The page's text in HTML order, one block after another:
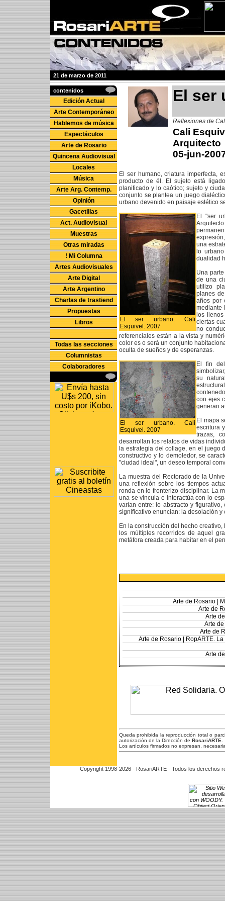
21 de marzo de 2011
contenidos
Edición Actual
Arte Contemporáneo
Hablemos de música
Espectáculos
Arte de Rosario
Quincena Audiovisual
Locales
Música
Arte Arg. Contemp.
Opinión
Gacetillas
Act. Audiovisual
Muestras
Otras miradas
! Mi Columna
Artes Audiovisuales
Arte Digital
Arte Argentino
Charlas de trastiend
Propuestas
Libros
Todas las secciones
Columnistas
Colaboradores
El ser
Reflexiones de
Cali
Arquitecto
05-jun-
El ser humano, criatura imperfecta,
producto de él. El sujeto está
planificado y lo caótico; sujeto y
conjunto se plantea un juego
urbano devenido en paisaje estético
El ser urbano. Cali
Esquivel. 2007
El "ser
una
lo
dualidad
Una
de una
utilizo
planes
años por
mediante
los
ciertas
no
referenciales están a la vista y
color es o será un conjunto
oculta de sueños y de esperanzas.
El ser urbano. Cali
Esquivel. 2007
El fin
su
con ejes
generan
El mapa
escritura
trazas,
desarrollan los relatos de vidas
la estrategia del collage, en el juego
constructivo y lo demoledor, se
"ciudad ideal", un deseo temporal
La muestra del Rectorado de la
una reflexión sobre los tiempos
ronda en lo fronterizo disciplinar. La
una se vincula e interactúa con lo
varían entre: lo abstracto y
significativo enuncian: la desolación y
En la construcción del hecho
los múltiples recorridos de aquel
metáfora creada para habitar en el
Arte de Rosario |
Arte de
Arte
Arte
Arte de
Arte de Rosario |
RopARTE.
Arte
Queda prohibida la reproducción total o
autorización de la Dirección de RosariARTE
Los artículos firmados no expresan,
Copyright 1998-2026 - RosariARTE - Todos los derechos